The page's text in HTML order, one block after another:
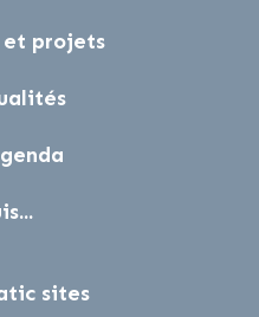
et projets
sites